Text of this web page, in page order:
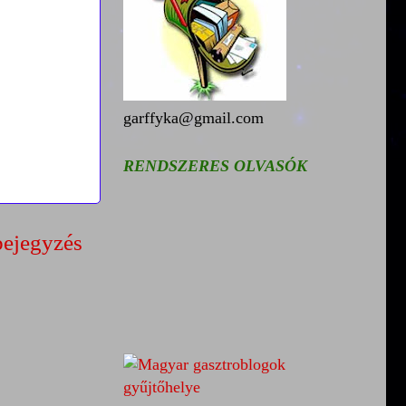
garffyka@gmail.com
RENDSZERES OLVASÓK